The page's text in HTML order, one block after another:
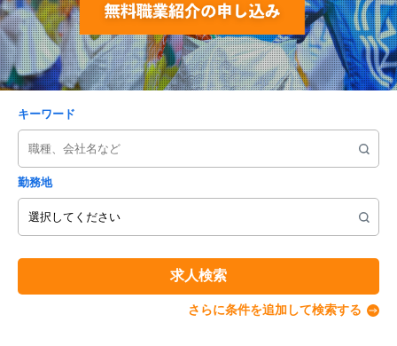
キーワード
勤務地
求人検索
さらに条件を追加して検索する